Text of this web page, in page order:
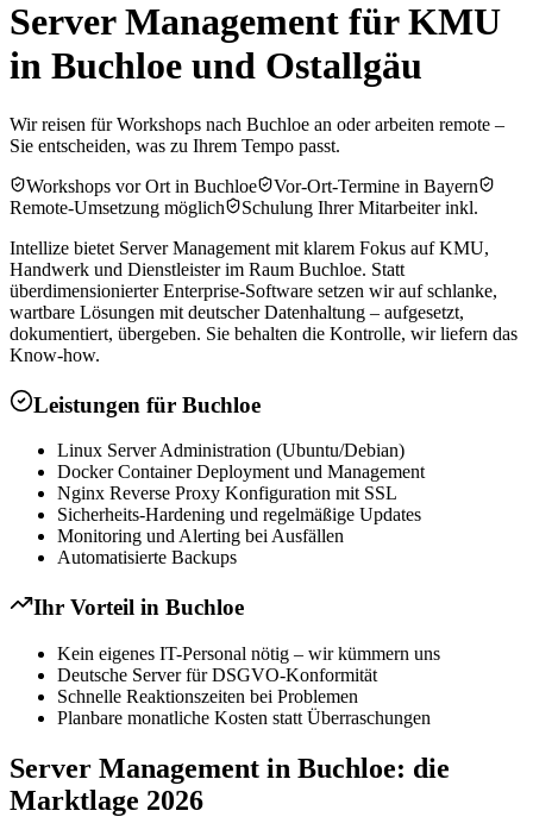
Server Management für KMU
in Buchloe und Ostallgäu
Wir reisen für Workshops nach Buchloe an oder arbeiten remote –
Sie entscheiden, was zu Ihrem Tempo passt.
Workshops vor Ort in Buchloe
Vor-Ort-Termine in Bayern
Remote-Umsetzung möglich
Schulung Ihrer Mitarbeiter inkl.
Intellize bietet Server Management mit klarem Fokus auf KMU,
Handwerk und Dienstleister im Raum Buchloe. Statt
überdimensionierter Enterprise-Software setzen wir auf schlanke,
wartbare Lösungen mit deutscher Datenhaltung – aufgesetzt,
dokumentiert, übergeben. Sie behalten die Kontrolle, wir liefern das
Know-how.
Leistungen für Buchloe
Linux Server Administration (Ubuntu/Debian)
Docker Container Deployment und Management
Nginx Reverse Proxy Konfiguration mit SSL
Sicherheits-Hardening und regelmäßige Updates
Monitoring und Alerting bei Ausfällen
Automatisierte Backups
Ihr Vorteil in Buchloe
Kein eigenes IT-Personal nötig – wir kümmern uns
Deutsche Server für DSGVO-Konformität
Schnelle Reaktionszeiten bei Problemen
Planbare monatliche Kosten statt Überraschungen
Server Management in Buchloe: die
Marktlage 2026